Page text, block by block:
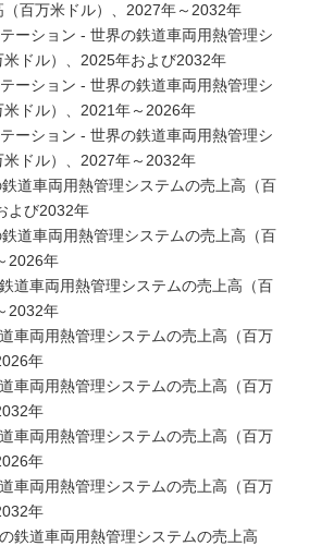
百万米ドル）、2027年～2032年
ーション - 世界の鉄道車両用熱管理シ
米ドル）、2025年および2032年
ーション - 世界の鉄道車両用熱管理シ
米ドル）、2021年～2026年
ーション - 世界の鉄道車両用熱管理シ
米ドル）、2027年～2032年
道車両用熱管理システムの売上高（百
よび2032年
道車両用熱管理システムの売上高（百
2026年
道車両用熱管理システムの売上高（百
2032年
車両用熱管理システムの売上高（百万
年
車両用熱管理システムの売上高（百万
年
車両用熱管理システムの売上高（百万
年
車両用熱管理システムの売上高（百万
年
鉄道車両用熱管理システムの売上高